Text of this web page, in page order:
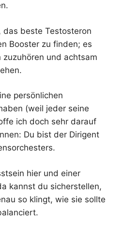
das beste Testosteron
Booster zu finden; es
und achtsam
persönlichen
(weil jeder seine
ich doch sehr darauf
Du bist der Dirigent
hier und einer
kannst du sicherstellen,
so klingt, wie sie sollte